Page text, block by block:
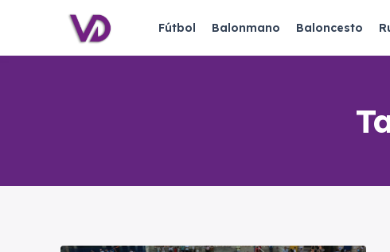
Fútbol Balonmano Baloncesto